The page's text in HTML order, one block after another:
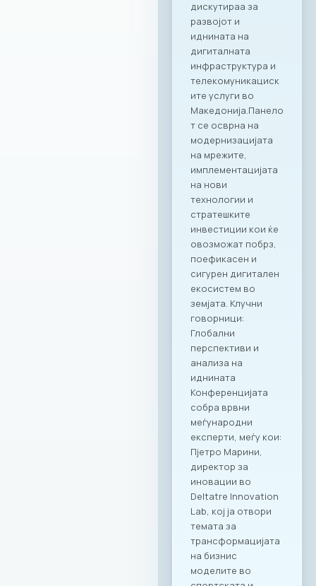
поставувајќи нови
стандарди во
корпоративното
дружење.“ – изјави
Ирена Голомеиќ,
Директор на
продажба, RAGUSA
Group Сеопфатно
партнерство со
целото портфолио
на Ragusa Group
Она што ја прави
посебна е
нејзиниот широк
опсег.
Стратешкото
партнерство и
придобивките од
специјално
креираната
програма важат за
сите капацитети во
рамките на Ragusa
Group,
овозможувајќи им
на членките избор
на соодветен
амбиент за секоја
пригода: PARK by
RAGUSA GROUP – за
престижни настани
во срцето на
Градскиот парк;
RAGUSA 360 – за
ексклузивни
корпоративни
прослави со
панорамски